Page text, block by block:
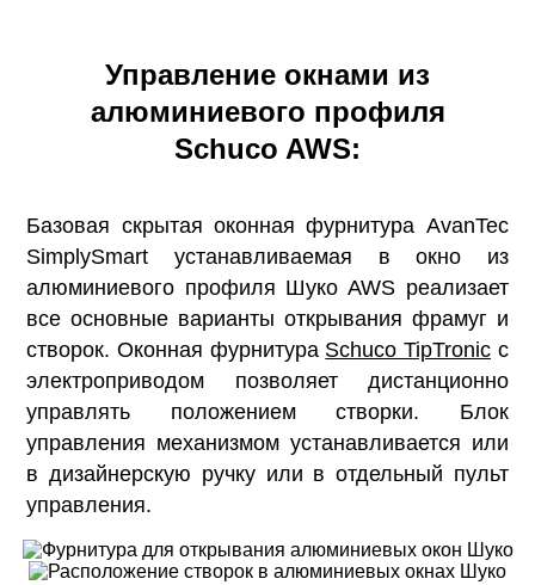
Управление окнами из
алюминиевого профиля
Schuco AWS:
Базовая скрытая оконная фурнитура AvanTec
SimplySmart устанавливаемая в окно из
алюминиевого профиля Шуко AWS реализает
все основные варианты открывания фрамуг и
створок. Оконная фурнитура Schuco TipTronicс
электроприводом позволяет дистанционно
управлять положением створки. Блок
управления механизмом устанавливается или
в дизайнерскую ручку или в отдельный пульт
управления.